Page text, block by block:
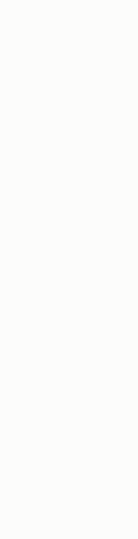
tal filho jogo celular